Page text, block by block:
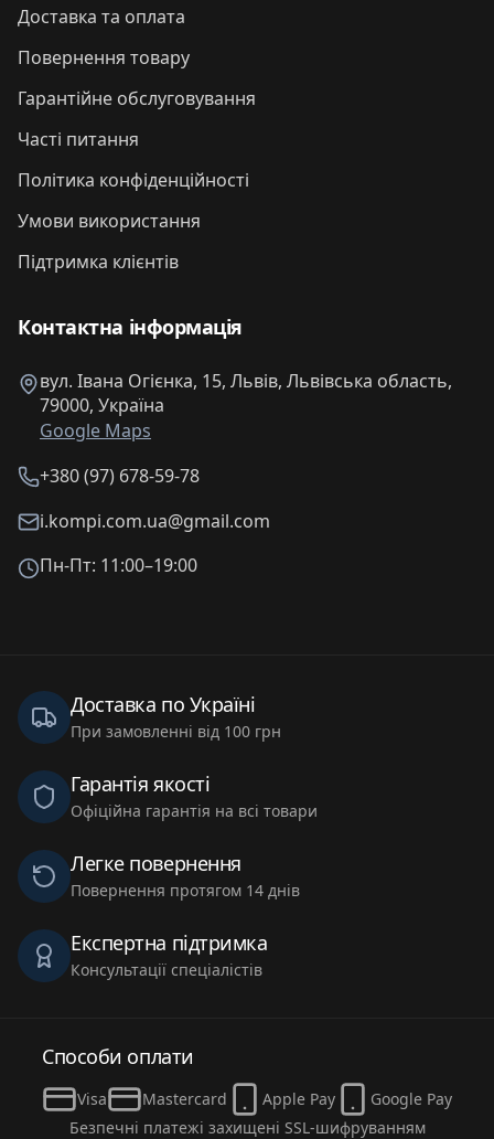
Доставка та оплата
Повернення товару
Гарантійне обслуговування
Часті питання
Політика конфіденційності
Умови використання
Підтримка клієнтів
Контактна інформація
вул. Івана Огієнка, 15, Львів, Львівська область,
79000, Україна
Google Maps
+380 (97) 678-59-78
i.kompi.com.ua@gmail.com
Пн-Пт: 11:00–19:00
Доставка по Україні
При замовленні від 100 грн
Гарантія якості
Офіційна гарантія на всі товари
Легке повернення
Повернення протягом 14 днів
Експертна підтримка
Консультації спеціалістів
Способи оплати
Visa Mastercard Apple Pay
Google Pay
Безпечні платежі захищені SSL-шифруванням